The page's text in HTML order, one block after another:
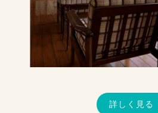
詳しく見る